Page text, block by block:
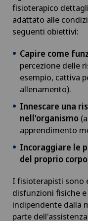
fisioterapico
adattato alle
seguenti obiettivi:
Capire come
percezione delle
esempio, cattiva
allenamento).
Innescare una
nell'organismo
apprendimento
Incoraggiare le
del proprio
I fisioterapisti sono
disfunzioni fisiche
indipendente dalla
parte